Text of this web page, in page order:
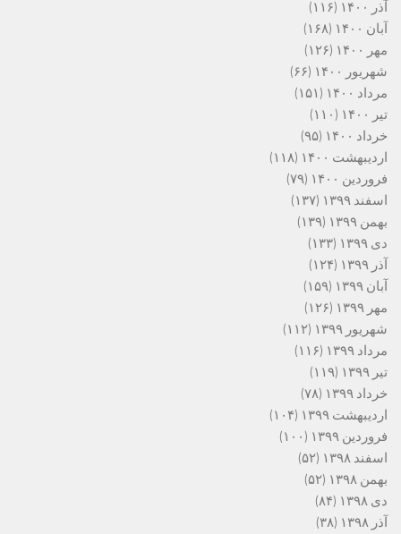
آذر ۱۴۰۰
(۱۱۶)
آبان ۱۴۰۰
(۱۶۸)
مهر ۱۴۰۰
(۱۲۶)
شهریور ۱۴۰۰
(۶۶)
مرداد ۱۴۰۰
(۱۵۱)
تیر ۱۴۰۰
(۱۱۰)
خرداد ۱۴۰۰
(۹۵)
اردیبهشت ۱۴۰۰
(۱۱۸)
فروردین ۱۴۰۰
(۷۹)
اسفند ۱۳۹۹
(۱۳۷)
بهمن ۱۳۹۹
(۱۳۹)
دی ۱۳۹۹
(۱۳۳)
آذر ۱۳۹۹
(۱۲۴)
آبان ۱۳۹۹
(۱۵۹)
مهر ۱۳۹۹
(۱۲۶)
شهریور ۱۳۹۹
(۱۱۲)
مرداد ۱۳۹۹
(۱۱۶)
تیر ۱۳۹۹
(۱۱۹)
خرداد ۱۳۹۹
(۷۸)
اردیبهشت ۱۳۹۹
(۱۰۴)
فروردین ۱۳۹۹
(۱۰۰)
اسفند ۱۳۹۸
(۵۲)
بهمن ۱۳۹۸
(۵۲)
دی ۱۳۹۸
(۸۴)
آذر ۱۳۹۸
(۳۸)